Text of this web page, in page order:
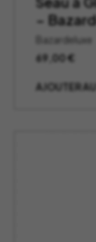
–
Bazardeluxe
69,00€
AJOUTER